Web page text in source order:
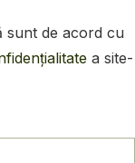
sunt de acord cu
a site-